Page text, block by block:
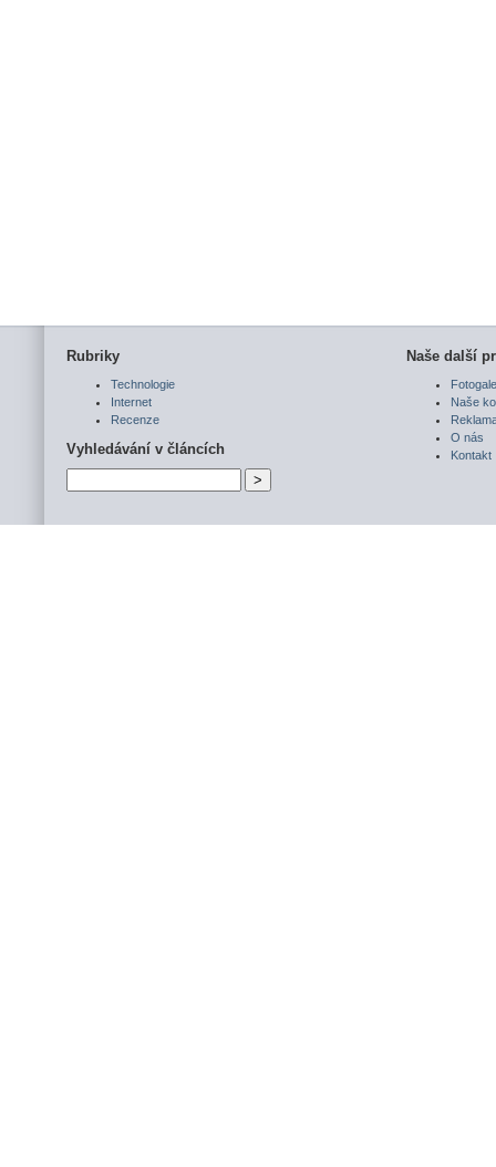
Rubriky
Technologie
Internet
Recenze
Vyhledávání v článcích
Naše další
Naše
O nás
Kontakt